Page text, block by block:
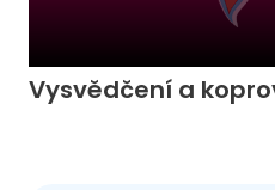
Vysvědčení a